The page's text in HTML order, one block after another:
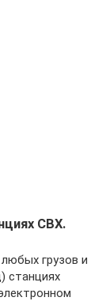
СВХ.
грузов и
станциях